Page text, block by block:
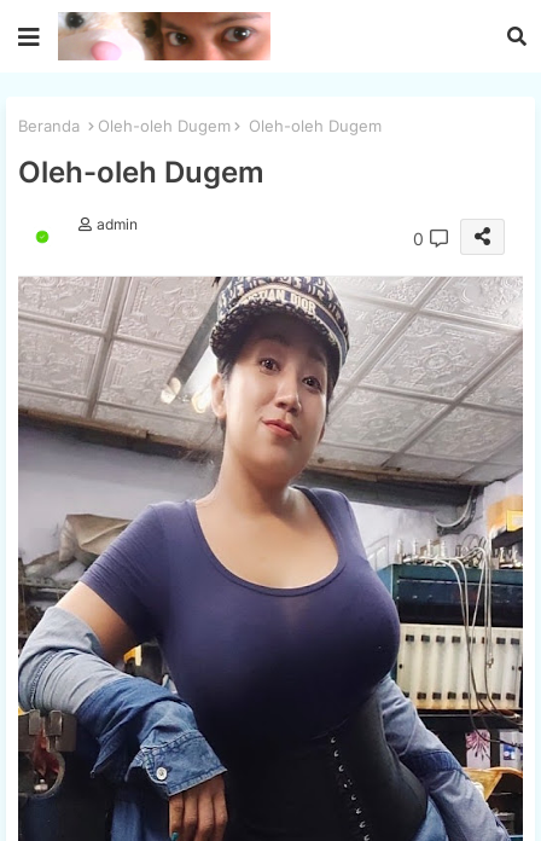
Beranda Oleh-oleh Dugem Oleh-oleh Dugem
Oleh-oleh Dugem
admin
0